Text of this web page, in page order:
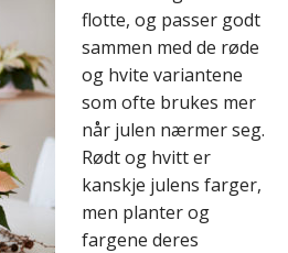
flotte, og passer godt
sammen med de røde
og hvite variantene
som ofte brukes mer
når julen nærmer seg.
Rødt og hvitt er
kanskje julens farger,
men planter og
fargene deres